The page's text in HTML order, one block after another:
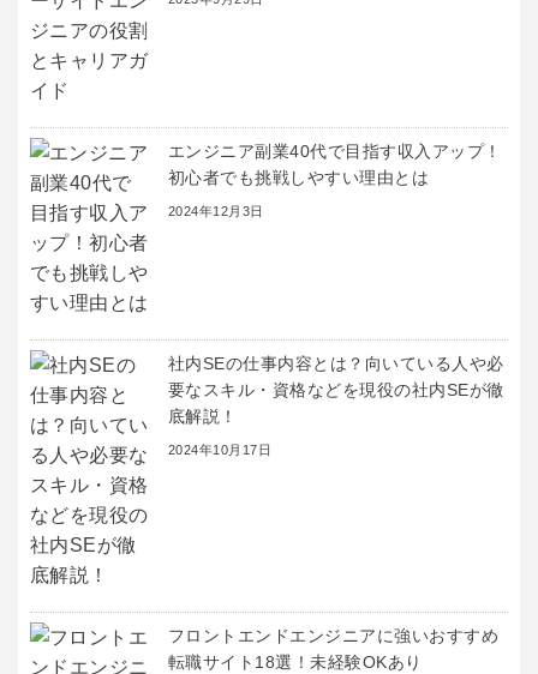
エンジニア副業40代で目指す収入アップ！
初心者でも挑戦しやすい理由とは
2024年12月3日
社内SEの仕事内容とは？向いている人や必
要なスキル・資格などを現役の社内SEが徹
底解説！
2024年10月17日
フロントエンドエンジニアに強いおすすめ
転職サイト18選！未経験OKあり